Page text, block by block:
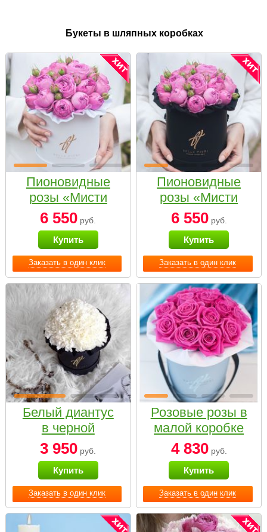
Букеты в шляпных коробках
Заказать в один клик
Пионовидные
розы «Мисти
бабблс» в белой
коробке Small
6 550 руб.
Купить
Заказать в один клик
Пионовидные
розы «Мисти
бабблс» в
черной коробке
Small
6 550руб.
Купить
Заказать в один клик
Белый диантус
в черной
коробке Small
3 950 руб.
Купить
Заказать в один клик
Розовые розы в
малой коробке
4 830руб.
Купить